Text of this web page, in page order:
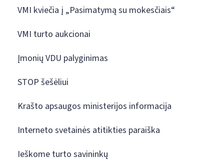
VMI kviečia į „Pasimatymą su mokesčiais“
VMI turto aukcionai
Įmonių VDU palyginimas
STOP šešėliui
Krašto apsaugos ministerijos informacija
Interneto svetainės atitikties paraiška
Ieškome turto savininkų